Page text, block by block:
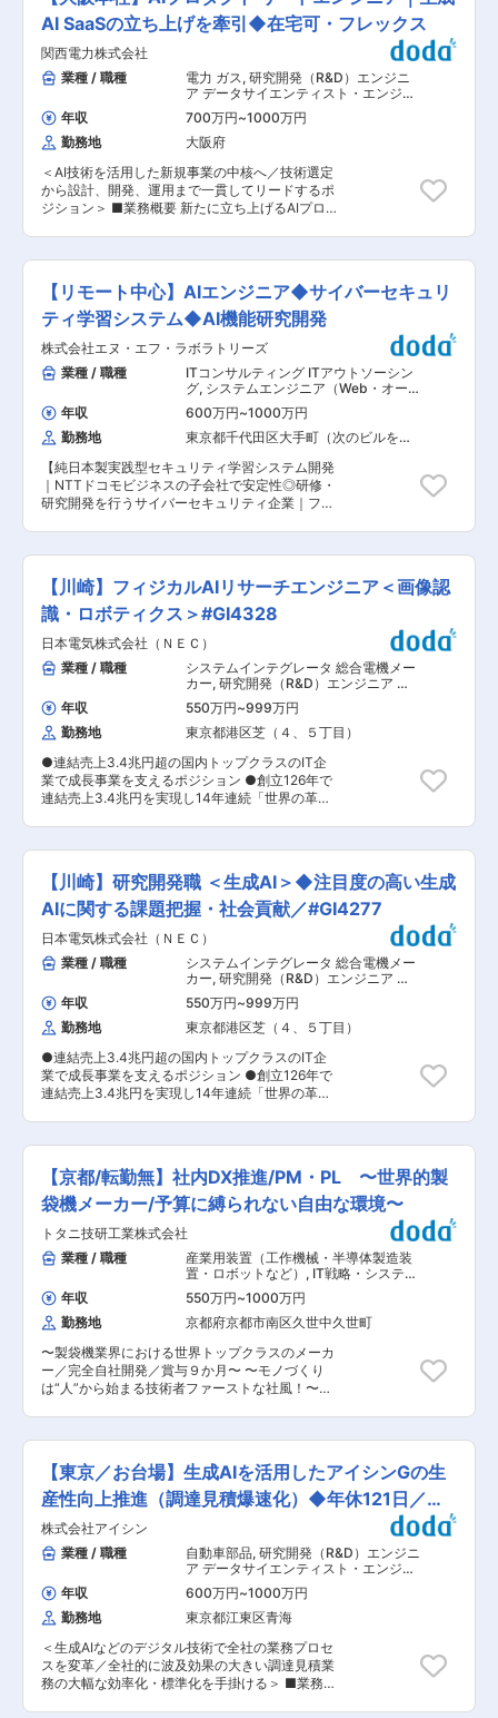
（深層学習等） 変更の範囲：会社の定める業務
研究 ■魅力： 【最先端技術の研究に携われる環
境】 「ひとや地球環境と知能化システムが調和・
共存するハイブリッド社会の実現」を目指し、AI
やロボティクスをはじめとする最先端技術の基礎
研究を推進しています。本田技術研究所をはじめ
とするHondaグループ各社との技術交流や共同研
究を通じて、自動車の枠を超えた新たな価値創造
に挑戦できる環境です。 【優秀な研究者と切磋琢
磨できる環境】 Hondaグループの研究者に加え、
国内外の大学や研究機関との共同研究を積極的に
推進しています。多様な専門性を持つ優秀な研究
者とともに、最先端の研究に取り組むことができ
つ研究者が活躍するグローバルな環境も当社の特
徴です。外国人研究者と英語で研究内容について
実務を通じてさらに伸ばしたい方にも最適な環境
です。 変更の範囲：会社の定める業務
業務・ビジネス課題を解決するAIを自ら設計、開
発できる ◎自身の開発成果がプロジェクトに直接
反映され、成果が可視化されやすい環境。プロジ
ェクトを前進させるためのリーダーシップ・推進
力が身に付く。 ◎企画・設計・開発・運用まで幅
広く関与し、技術者としての視点を意思決定に活
かせる。 ■業務の進め方： プロジェクトによっ
て異なるが、通常は5〜6名で業務を連携 ■身に付
くスキル： ・生成AIに関する最新スキル ・外国
人研究者とのコミュニケーション能力（外国人の
AI研究者が仲間になりますので、自然と英語が身
に付きます） ・Udemyなどで最新の生成AI技術
やクラウド関連のスキルを学びながら、実務に応
ーダー、技術スペシャリストとして、AIモデルの
精度向上や新技術導入をリードし、AI分野の第一
人者として、社内外の技術発表にも携われます。
※希望次第でマネージャーのキャリアもございま
す ■課内の雰囲気： ※適性に応じ他の課に配属と
なる可能性あり 約50名（男性：女性80%：
20%） ※組織内に5つの課があり、各課管理職4名
を含む ・若手でも裁量を持ってチャレンジできる
雰囲気 ・未経験分野や新しい技術領域にも前向き
に取り組み、失敗を恐れず挑戦する文化 ・生成AI
やデータサイエンスなど、最新技術への関心が高
く、学び合いながら成長できる環境 ・職種や部門
を越えて相談しやすく、チームで課題解決に取り
し、スピード感を持って実行に移せる組織 変更の
範囲：会社の定める業務
AI SaaSの立ち上げを牽引◆在宅可・フレックス
関西電力株式会社
業種 / 職種
電力 ガス, 研究開発（R&D）エンジニ
ア データサイエンティスト・エンジニ
アリング
年収 700万円~1000万円
勤務地
大阪府
＜AI技術を活用した新規事業の中核へ／技術選定
から設計、開発、運用まで一貫してリードするポ
ジション＞ ■業務概要 新たに立ち上げるAIプロダ
クト構想に対し、技術的な課題整理やアーキテク
チャ設計、開発推進、運用改善まで一貫して担当
いただくポジションです。 生成AIやAIエージェン
トなどの先端技術を活用しながら、社会や企業の
課題解決につながる新たなサービスの創出を推進
していただきます。 ◇業務詳細 ・プロダクトの
要求を踏まえた技術課題の整理と解決方針の策定
・プロダクト開発に関する要件定義、共通機能
（ユーザ管理、ログ等）の設計 ・技術選定、設計
レビュー/コードレビュー（主にAIロジックに対し
て） ・プロダクトの品質、性能、セキュリティ、
運用性の継続的な改善 ・プロダクト企画担当、エ
ンジニア、外部パートナーとの協働および技術面
のリード ・生成AIやAIエージェントを活用した開
発プロセスの改善 ■扱うサービス エンタープラ
イズ向けAI SaaSプロダクト（開発中や企画検証
電力グループの新たな成長領域であるAI・ロボテ
ィクス事業の創出を担う組織です。 事業企画メン
バーとエンジニアが一体となり、事業機会の探索
からプロダクト開発、社会実装まで推進していま
す。 立ち上げフェーズのため、技術リーダーとし
て組織やプロダクトづくりに大きな裁量を持って
関わることができます。 ■仕事の魅力 （1）新規
AIプロダクトの立ち上げに携われる 企画段階から
参画し、自ら技術方針を定めながらサービス開発
を推進できます。 （2）技術だけでなく事業にも
関われる 開発に留まらず、顧客価値や事業成長を
見据えながらプロダクトづくりに取り組めます。
（3）社会インパクトの大きなプロダクト開発 社
社会課題の解決につながるサービス開発に挑戦で
きます。 （4）裁量の大きい環境 技術選定や設計
担うことができます。 変更の範囲：ジョブローテ
ーションに合わせてその他当社業務全般（出向等
含む）に従事いただく可能性あり
【リモート中心】AIエンジニア◆サイバーセキュリ
ティ学習システム◆AI機能研究開発
株式会社エヌ・エフ・ラボラトリーズ
業種 / 職種
ITコンサルティング ITアウトソーシン
グ, システムエンジニア（Web・オー
プン系・パッケージ開発） プロジェク
トマネジャー（Web・オープン系・パ
ッケージ開発） 研究開発（R&D）エン
ジニアリング
年収 600万円~1000万円
勤務地
東京都千代田区大手町（次のビルを除
【純日本製実践型セキュリティ学習システム開発
｜NTTドコモビジネスの子会社で安定性◎研修・
研究開発を行うサイバーセキュリティ企業｜フレ
供する当社にて、AIエンジニアとして下記業務を
お任せいたします。 ・実践型サイバーセキュリテ
ィ学習システム「Purple Flair」のAI機能実現に必
要なML・LLM関連技術の論文・OSS・プロダク
トの調査 ・調査結果にもとづく、機能のプロトタ
イプの設計および実装 ・他部署への技術展開 ■
組織構成 2名体制（セキュリティ実務経験のある
社員で構成されております）。 AI分野の専門的な
知識を是非ご提供いただきたいです。 ■開発状
況： 現在、開発は進行中であり、まだ明確なリリ
ース時期（納期）は定まっていません。また、パ
ープルフレアのAI機能はチャットボットを中心に
一部実装済みですが、将来的には分析や改善提案
といった要素をAIが担える状態を目指していま
す。 既に PoCにおける効果検証は実施済みであ
り、さらに品質向上のために継続的に検証と改善
のために、実践型サイバーセキュリティ学習シス
テムPurple Flairの開発を進めています。セキュリ
ティエンジニアの仕事には、広範な知識とスキル
が求められ、その習得には多くの時間と努力が必
要です。これをサポートするために、以下の3つ
の機能によるアダプティブラーニングを実現する
学習プラットフォームを目指しています。 1）ユ
ーザーの学習行動や履歴を分析し、知識とスキル
を可視化する。 2）理解を深めるための最適なコ
ンテンツを提案する。 3）学習の過程でつまずい
た際に、適切なアドバイスを提供する。 サイバー
セキュリティは「正解に辿りつく過程や手法」が
非常に多く存在するため、人間が行うような分析
ためには乗り越えるべき壁がまだまだ存在しま
す。私たちのプラットフォームの革新的な機能を
す。 変更の範囲：会社の定める業務
【川崎】フィジカルAIリサーチエンジニア＜画像認
識・ロボティクス＞#GI4328
日本電気株式会社（ＮＥＣ）
業種 / 職種
システムインテグレータ 総合電機メー
カー, 研究開発（R&D）エンジニア デ
ータサイエンティスト・アナリスト
年収 550万円~999万円
勤務地
東京都港区芝（４、５丁目）
●連結売上3.4兆円超の国内トップクラスのIT企
業で成長事業を支えるポジション ●創立126年で
連結売上3.4兆円を実現し14年連続「世界の革新
成の概要： ビジュアルインテリジェンス研究所で
は映像などのセンシング情報から現実世界を深く
理解し、モデル化するための最先端のAI技術の研
究開発・事業開発を行っています。その中で当グ
ループでは、映像認識を軸とした予測技術のロボ
ティクスへの応用に向けた技術開発とその事業の
応用を推進しています。 ■職務内容： 映像解
析・フィジカルAIに関する研究開発を遂行し、事
業の技術的優位性を創出します。具体的な業務内
容例は以下です。 1）実世界の状況を映像解析等
を用いて認識・予測する技術の研究開発 2）認
識・予測を用いたロボット等の動態デモ開発 3）
研究成果および周辺技術を実装した試作品開発
4）独自データ収集/データ生成の設計・実施 5）
創出した認識・予測技術の特許出願による知財化
6）国内外学会発表、論文発表による対外的なア
事業部門とのコミュニケーション、データ収集、
社外委託の管理監督、大学連携への参画などを含
みます。数人規模のチームに所属し、チームリー
ダーの下で業務にあたっていただきます。 強みと
なるコア技術の創出はもちろんのこと、机上の研
究にとどまらず、OSSを活用した早期のプロトタ
イプ開発や必要なデータ収集推進など、最終的に
使えるものを作るためのエンジニアリングマイン
ドも歓迎します。 ■ポジションのアピールポイン
ト： 認識技術は実世界を正しく理解し、働きかけ
るためのフィジカルAIの根幹技術です。研究所で
は常にその最先端で仕事ができ、NECの幅広い事
業領域への応用可能性があります。また、会社・
連携などを通じた個人（バイネーム）の社外アピ
ールがしやすいメリットがあります。将来的には
応用に比重を置くパス等がございます。 変更の範
囲：会社の定める業務
【川崎】研究開発職 ＜生成AI＞◆注目度の高い生成
AIに関する課題把握・社会貢献／#GI4277
日本電気株式会社（ＮＥＣ）
業種 / 職種
システムインテグレータ 総合電機メー
カー, 研究開発（R&D）エンジニア デ
ータサイエンティスト・アナリスト
年収 550万円~999万円
勤務地
東京都港区芝（４、５丁目）
●連結売上3.4兆円超の国内トップクラスのIT企
業で成長事業を支えるポジション ●創立126年で
連結売上3.4兆円を実現し14年連続「世界の革新
成の概要： データサイエンスラボラトリーは、テ
キストや数値など様々なデータを価値に変えるデ
ータサイエンス技術の研究開発・活用を通じて、
社会貢献することがミッションです。 その中で、
音声言語活用グループは、主に言葉（テキスト、
音声）を扱う顧客の業務に生成AIを実際に適用
し、業務の生産性向上や、技術導入コスト低減を
実現するための要素技術をボトムアップに研究開
発するグループです。独自に音声認識技術も手掛
けており、生成AIと密連携することでさらなる価
値提供を目指しています。 ■職務内容： ◇生成
AIを顧客業務に適用する際の課題の分析・課題を
解決する要素技術の研究・開発 ・具体的には、先
端技術は活用しつつ（巨人の肩に乗りつつ）、顧
客価値の創出に不足する部分を技術開発で補完す
る点に注力します。 ・テキストが入力となる顧客
顧客業務への適用・価値実証（顧客業務での効
果・価値の検証） ・必要に応じて事業部門と共に
顧客訪問し、技術紹介や実証実験の取りまとめ、
説明等も行います。 ◇研究開発成果の知財化・学
会発表（国際学会を推奨） ◇成長に合わせ、研究
開発プロジェクトや顧客への生成AI導入プロジェ
クトの管理、後進の育成 ■ポジションのアピール
ポイント： ◎注目度の高い生成AIに関するアカデ
ミックな貢献と、顧客実装を通じた実課題把握・
社会貢献を共に経験できます。 ◎AI研究用スーパ
ーコンピュータを用いて研究開発できます。
（A100 GPU x 928枚） ■職場環境： リモートワ
ーク：週半分以上可能 変更の範囲：会社の定める
【京都/転勤無】社内DX推進/PM・PL 〜世界的製
袋機メーカー/予算に縛られない自由な環境〜
トタニ技研工業株式会社
業種 / 職種
産業用装置（工作機械・半導体製造装
置・ロボットなど） , IT戦略・システム
企画担当 研究開発（R&D）エンジニア
年収 550万円~1000万円
勤務地
京都府京都市南区久世中久世町
〜製袋機業界における世界トップクラスのメーカ
ー／完全自社開発／賞与９か月〜 〜モノづくり
は“人”から始まる技術者ファーストな社風！〜
Salesforceなどのツール導入・定着支援 ・各部署
の課題をヒアリングし、最適なツールや仕組みを
選定・導入 ・「導入して終わり」ではなく、現場
が使いこなし成果が出るまで伴走 ２．外部顧客向
けポータルサイトの運用・改善 ・Salesforce
Experience Cloudをベースにしたポータルの品質
向上・機能追加 ・顧客支店でのUI/UX改善や新サ
ービス企画 ・コンテンツ拡充（マニュアル、動画
等）や社内運用体制の整備支援 ３．全社横断的な
改善・DX活動 ・部署を横断した業務改善、ITリ
テラシー向上活動 ■仕事の魅力 ・現場の変革を
実感できる →導入した仕組みが実際の製造現場
や顧客対応を変え、成果として表れます ・上流か
ら下流まで一気通貫で関われる →課題発見から
企画、選定、導入、定着まで一貫して携われます
・最新技術に挑戦できる →Salesforce、RPA、
【東京／お台場】生成AIを活用したアイシンGの生
産性向上推進（調達見積爆速化）◆年休121日／
A63
株式会社アイシン
業種 / 職種
自動車部品, 研究開発（R&D）エンジニ
ア データサイエンティスト・エンジニ
アリング
年収 600万円~1000万円
勤務地
東京都江東区青海
＜生成AIなどのデジタル技術で全社の業務プロセ
スを変革／全社的に波及効果の大きい調達見積業
務の大幅な効率化・標準化を手掛ける＞ ■業務内